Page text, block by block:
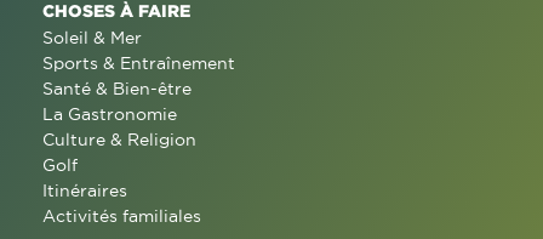
CHOSES À FAIRE
Soleil & Mer
Sports & Entraînement
Santé & Bien-être
La Gastronomie
Culture & Religion
Golf
Itinéraires
Activités familiales